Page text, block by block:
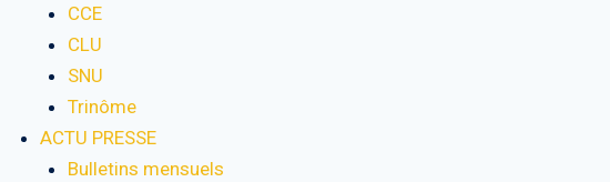
CCE
CLU
SNU
Trinôme
ACTU PRESSE
Bulletins mensuels